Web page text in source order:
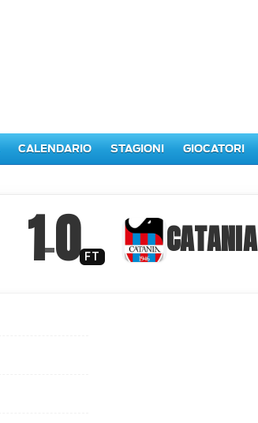
CALENDARIO STAGIONI GIOCATORI
1–0 FT CATANIA